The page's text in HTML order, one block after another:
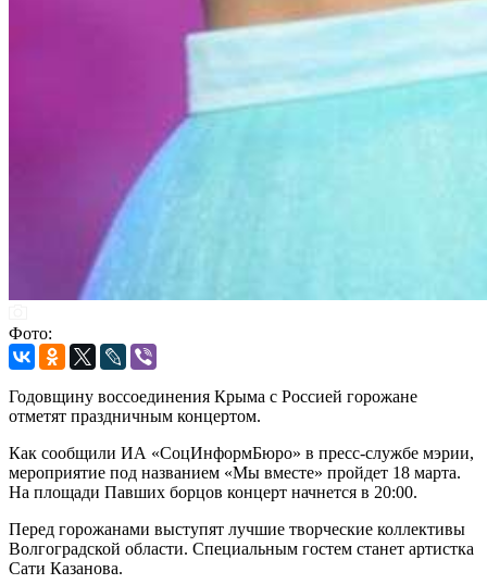
Фото:
Годовщину воссоединения Крыма с Россией горожане
отметят праздничным концертом.
Как сообщили ИА «СоцИнформБюро» в пресс-службе мэрии,
мероприятие под названием «Мы вместе» пройдет 18 марта.
На площади Павших борцов концерт начнется в 20:00.
Перед горожанами выступят лучшие творческие коллективы
Волгоградской области. Специальным гостем станет артистка
Сати Казанова.